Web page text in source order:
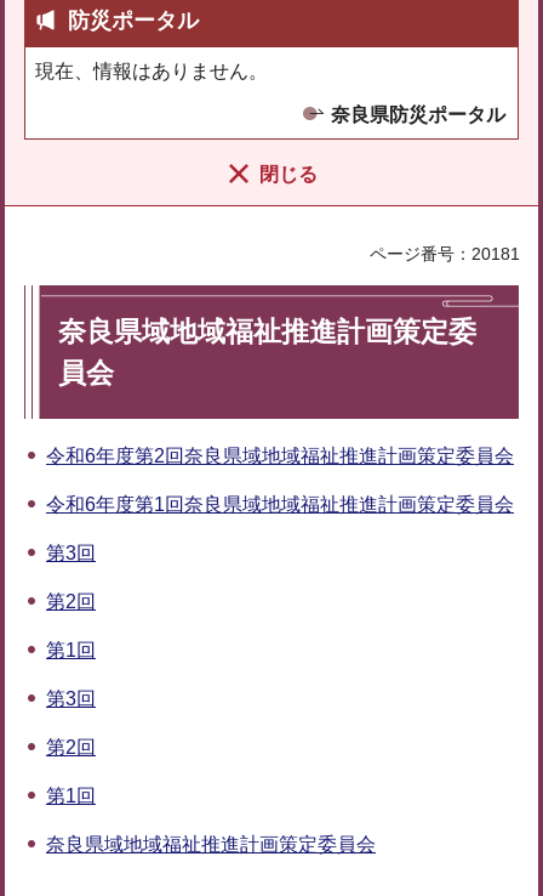
防災ポータル
現在、情報はありません。
奈良県防災ポータル
閉じる
ページ番号：20181
奈良県域地域福祉推進計画策定委
員会
令和6年度第2回奈良県域地域福祉推進計画策定委員会
令和6年度第1回奈良県域地域福祉推進計画策定委員会
第3回
第2回
第1回
第3回
第2回
第1回
奈良県域地域福祉推進計画策定委員会